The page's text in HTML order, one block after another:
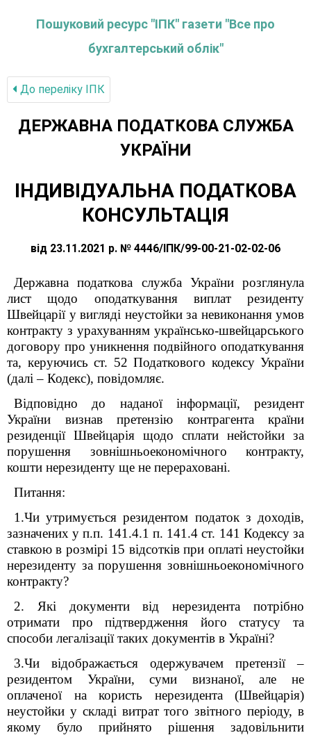
Пошуковий ресурс "ІПК" газети "Все про
бухгалтерський облік"
До переліку IПК
ДЕРЖАВНА ПОДАТКОВА СЛУЖБА
УКРАЇНИ
ІНДИВІДУАЛЬНА ПОДАТКОВА
КОНСУЛЬТАЦІЯ
від 23.11.2021 р. № 4446/ІПК/99-00-21-02-02-06
Державна податкова служба України розглянула
лист щодо оподаткування виплат резиденту
Швейцарії у вигляді неустойки за невиконання умов
контракту з урахуванням українсько-швейцарського
договору про уникнення подвійного оподаткування
та, керуючись ст. 52 Податкового кодексу України
(далі – Кодекс), повідомляє.
Відповідно до наданої інформації, резидент
України визнав претензію контрагента країни
резиденції Швейцарія щодо сплати нейстойки за
порушення зовнішньоекономічного контракту,
кошти нерезиденту ще не перераховані.
Питання:
1.Чи утримується резидентом податок з доходів,
зазначених у п.п. 141.4.1 п. 141.4 ст. 141 Кодексу за
ставкою в розмірі 15 відсотків при оплаті неустойки
нерезиденту за порушення зовнішньоекономічного
контракту?
2. Які документи від нерезидента потрібно
отримати про підтвердження його статусу та
способи легалізації таких документів в Україні?
3.Чи відображається одержувачем претензії –
резидентом України, суми визнаної, але не
оплаченої на користь нерезидента (Швейцарія)
неустойки у складі витрат того звітного періоду, в
якому було прийнято рішення задовільнити